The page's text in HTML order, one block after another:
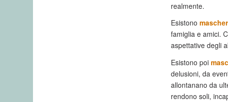
realmente.
Esistono
famiglia e amici.
aspettative degli
Esistono poi
delusioni, da
allontanano da
rendono soli,